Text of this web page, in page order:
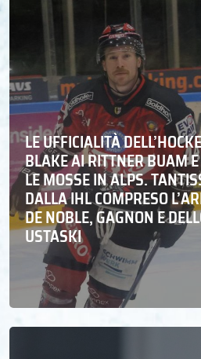
LE UFFICIALITÀ
BLAKE AI RITTNER BUAM
LE MOSSE IN ALPS.
DALLA IHL COMPRESO
DE NOBLE, GAGNON E
USTASKI